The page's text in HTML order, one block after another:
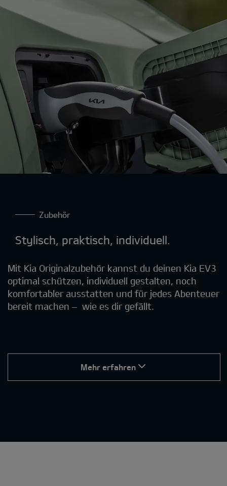
Zubehör
Stylisch, praktisch, individuell.
Mit Kia Originalzubehör kannst du deinen Kia EV3
optimal schützen, individuell gestalten, noch
komfortabler ausstatten und für jedes Abenteuer
bereit machen – wie es dir gefällt.
Mehr erfahren